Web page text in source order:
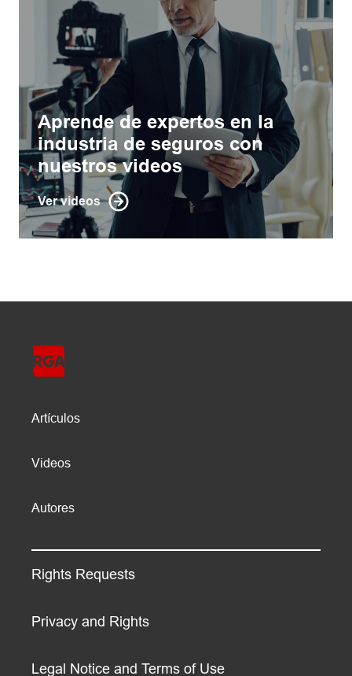
Aprende de expertos en la
industria de seguros con
nuestros videos
Ver videos
Artículos
Videos
Autores
Rights Requests
Privacy and Rights
Legal Notice and Terms of Use